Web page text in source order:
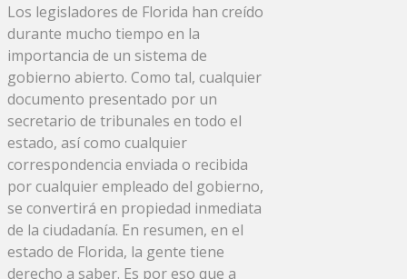
Los legisladores de Florida han creído
durante mucho tiempo en la
importancia de un sistema de
gobierno abierto. Como tal, cualquier
documento presentado por un
secretario de tribunales en todo el
estado, así como cualquier
correspondencia enviada o recibida
por cualquier empleado del gobierno,
se convertirá en propiedad inmediata
de la ciudadanía. En resumen, en el
estado de Florida, la gente tiene
derecho a saber. Es por eso que a